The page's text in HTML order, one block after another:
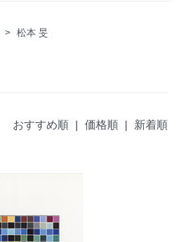
> 松本 旻
おすすめ順| 価格順 | 新着順